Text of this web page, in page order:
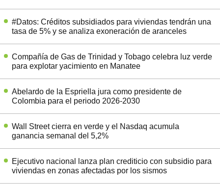
#Datos: Créditos subsidiados para viviendas tendrán una
tasa de 5% y se analiza exoneración de aranceles
Compañía de Gas de Trinidad y Tobago celebra luz verde
para explotar yacimiento en Manatee
Abelardo de la Espriella jura como presidente de
Colombia para el periodo 2026-2030
Wall Street cierra en verde y el Nasdaq acumula
ganancia semanal del 5,2%
Ejecutivo nacional lanza plan crediticio con subsidio para
viviendas en zonas afectadas por los sismos